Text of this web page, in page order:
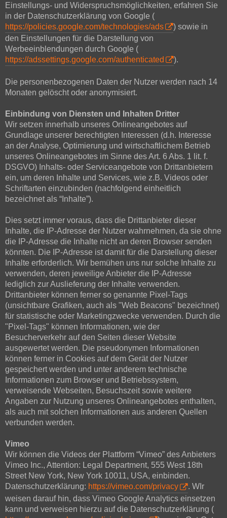
Einstellungs- und Widerspruchsmöglichkeiten, erfahren Sie
in der Datenschutzerklärung von Google (
https://policies.google.com/technologies/ads
) sowie in
den Einstellungen für die Darstellung von
Werbeeinblendungen durch Google (
https://adssettings.google.com/authenticated
).
Die personenbezogenen Daten der Nutzer werden nach 14
Monaten gelöscht oder anonymisiert.
Einbindung von Diensten und Inhalten Dritter
Wir setzen innerhalb unseres Onlineangebotes auf
Grundlage unserer berechtigten Interessen (d.h. Interesse
an der Analyse, Optimierung und wirtschaftlichem Betrieb
unseres Onlineangebotes im Sinne des Art. 6 Abs. 1 lit. f.
DSGVO) Inhalts- oder Serviceangebote von Drittanbietern
ein, um deren Inhalte und Services, wie z.B. Videos oder
Schriftarten einzubinden (nachfolgend einheitlich
bezeichnet als “Inhalte”).
Dies setzt immer voraus, dass die Drittanbieter dieser
Inhalte, die IP-Adresse der Nutzer wahrnehmen, da sie ohne
die IP-Adresse die Inhalte nicht an deren Browser senden
könnten. Die IP-Adresse ist damit für die Darstellung dieser
Inhalte erforderlich. Wir bemühen uns nur solche Inhalte zu
verwenden, deren jeweilige Anbieter die IP-Adresse
lediglich zur Auslieferung der Inhalte verwenden.
Drittanbieter können ferner so genannte Pixel-Tags
(unsichtbare Grafiken, auch als "Web Beacons" bezeichnet)
für statistische oder Marketingzwecke verwenden. Durch die
"Pixel-Tags" können Informationen, wie der
Besucherverkehr auf den Seiten dieser Website
ausgewertet werden. Die pseudonymen Informationen
können ferner in Cookies auf dem Gerät der Nutzer
gespeichert werden und unter anderem technische
Informationen zum Browser und Betriebssystem,
verweisende Webseiten, Besuchszeit sowie weitere
Angaben zur Nutzung unseres Onlineangebotes enthalten,
als auch mit solchen Informationen aus anderen Quellen
verbunden werden.
Vimeo
Wir können die Videos der Plattform “Vimeo” des Anbieters
Vimeo Inc., Attention: Legal Department, 555 West 18th
Street New York, New York 10011, USA, einbinden.
Datenschutzerklärung: https://vimeo.com/privacy
. WIr
weisen darauf hin, dass Vimeo Google Analytics einsetzen
kann und verweisen hierzu auf die Datenschutzerklärung (